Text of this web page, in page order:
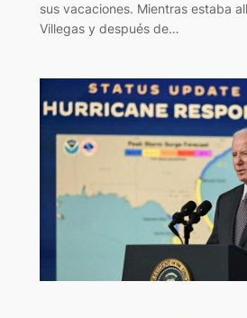
sus vacaciones. Mientras estaba
Villegas y después de…